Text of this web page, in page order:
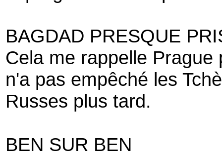
BAGDAD PRESQUE
Cela me rappelle
n'a pas empêché les
Russes plus tard.
BEN SUR BEN